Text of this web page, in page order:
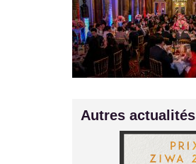
Autres actualités